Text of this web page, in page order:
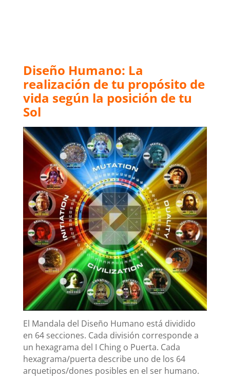
Diseño Humano: La
realización de tu propósito de
vida según la posición de tu
Sol
El Mandala del Diseño Humano está dividido
en 64 secciones. Cada división corresponde a
un hexagrama del I Ching o Puerta. Cada
hexagrama/puerta describe uno de los 64
arquetipos/dones posibles en el ser humano.